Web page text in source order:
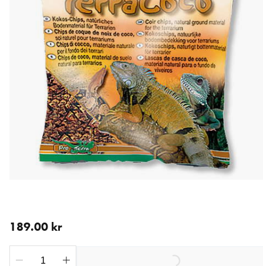
189.00 kr
Loading...